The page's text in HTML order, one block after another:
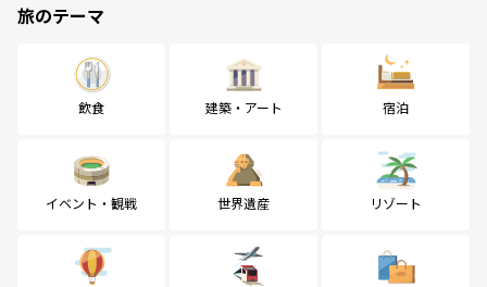
旅のテーマ
飲食 建築・アート 宿泊
イベント・観戦 世界遺産 リゾート